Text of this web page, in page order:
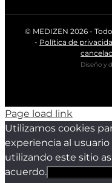
© MEDIZEN 2026 -
- Política de
Diseño y
Page load link
Utilizamos cookies
experiencia al
utilizando este sitio
acuerdo.